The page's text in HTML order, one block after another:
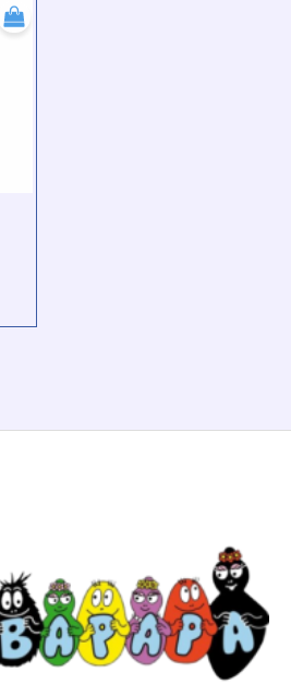
prix
actuel